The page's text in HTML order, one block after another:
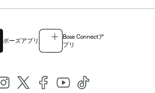
ボーズアプリ
Bose Connectア
プリ